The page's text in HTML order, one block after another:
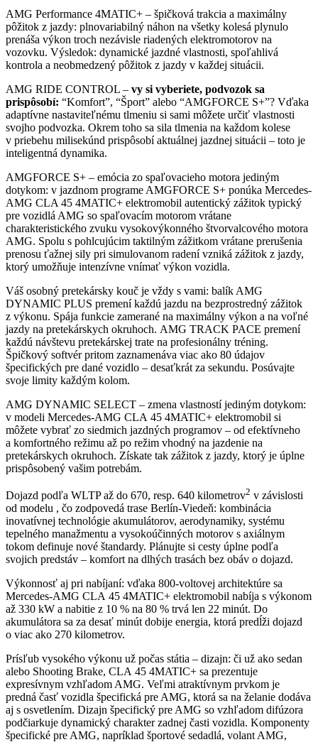
AMG Performance 4MATIC+ – špičková trakcia a maximálny
pôžitok z jazdy: plnovariabilný náhon na všetky kolesá plynulo
prenáša výkon troch nezávisle riadených elektromotorov na
vozovku. Výsledok: dynamické jazdné vlastnosti, spoľahlivá
kontrola a neobmedzený pôžitok z jazdy v každej situácii.
AMG RIDE CONTROL – vy si vyberiete, podvozok sa
prispôsobí: “Komfort”, “Šport” alebo “AMGFORCE S+”? Vďaka
adaptívne nastaviteľnému tlmeniu si sami môžete určiť vlastnosti
svojho podvozka. Okrem toho sa sila tlmenia na každom kolese
v priebehu milisekúnd prispôsobí aktuálnej jazdnej situácii – toto je
inteligentná dynamika.
AMGFORCE S+ – emócia zo spaľovacieho motora jediným
dotykom: v jazdnom programe AMGFORCE S+ ponúka Mercedes-
AMG CLA 45 4MATIC+ elektromobil autentický zážitok typický
pre vozidlá AMG so spaľovacím motorom vrátane
charakteristického zvuku vysokovýkonného štvorvalcového motora
AMG. Spolu s pohlcujúcim taktilným zážitkom vrátane prerušenia
prenosu ťažnej sily pri simulovanom radení vzniká zážitok z jazdy,
ktorý umožňuje intenzívne vnímať výkon vozidla.
Váš osobný pretekársky kouč je vždy s vami: balík AMG
DYNAMIC PLUS premení každú jazdu na bezprostredný zážitok
z výkonu. Spája funkcie zamerané na maximálny výkon a na voľné
jazdy na pretekárskych okruhoch. AMG TRACK PACE premení
každú návštevu pretekárskej trate na profesionálny tréning.
Špičkový softvér pritom zaznamenáva viac ako 80 údajov
špecifických pre dané vozidlo – desaťkrát za sekundu. Posúvajte
svoje limity každým kolom.
AMG DYNAMIC SELECT – zmena vlastností jediným dotykom:
v modeli Mercedes-AMG CLA 45 4MATIC+ elektromobil si
môžete vybrať zo siedmich jazdných programov – od efektívneho
a komfortného režimu až po režim vhodný na jazdenie na
pretekárskych okruhoch. Získate tak zážitok z jazdy, ktorý je úplne
prispôsobený vašim potrebám.
Dojazd podľa WLTP až do 670, resp. 640 kilometrov2 v závislosti
od modelu , čo zodpovedá trase Berlín-Viedeň: kombinácia
inovatívnej technológie akumulátorov, aerodynamiky, systému
tepelného manažmentu a vysokoúčinných motorov s axiálnym
tokom definuje nové štandardy. Plánujte si cesty úplne podľa
svojich predstáv – komfort na dlhých trasách bez obáv o dojazd.
Výkonnosť aj pri nabíjaní: vďaka 800-voltovej architektúre sa
Mercedes-AMG CLA 45 4MATIC+ elektromobil nabíja s výkonom
až 330 kW a nabitie z 10 % na 80 % trvá len 22 minút. Do
akumulátora sa za desať minút dobije energia, ktorá predĺži dojazd
o viac ako 270 kilometrov.
Prísľub vysokého výkonu už počas státia – dizajn: či už ako sedan
alebo Shooting Brake, CLA 45 4MATIC+ sa prezentuje
expresívnym vzhľadom AMG. Veľmi atraktívnym prvkom je
predná časť vozidla špecifická pre AMG, ktorá sa na želanie dodáva
aj s osvetlením. Dizajn špecifický pre AMG so vzhľadom difúzora
podčiarkuje dynamický charakter zadnej časti vozidla. Komponenty
špecifické pre AMG, napríklad športové sedadlá, volant AMG,